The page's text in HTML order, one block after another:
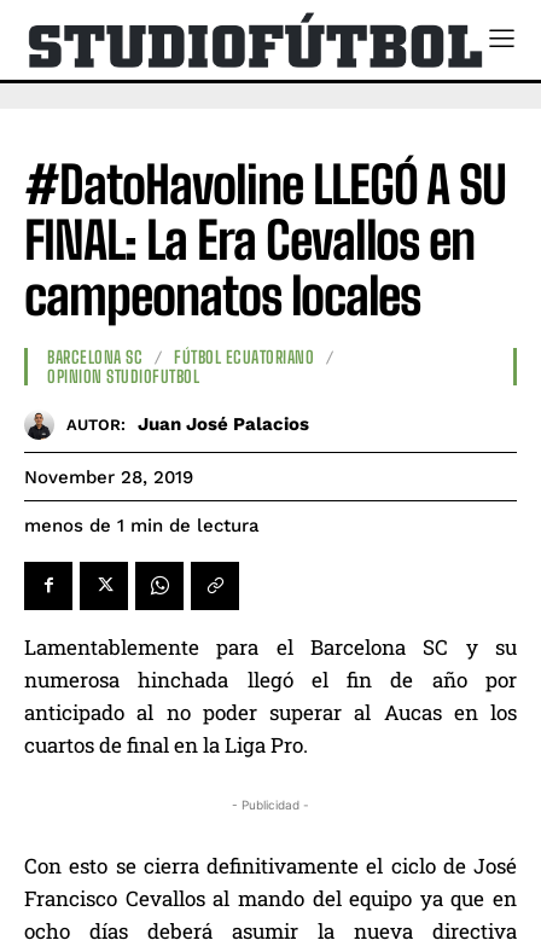
#DatoHavoline LLEGÓ A SU
FINAL: La Era Cevallos en
campeonatos locales
BARCELONA SC
FÚTBOL ECUATORIANO
OPINION STUDIOFUTBOL
AUTOR: Juan José Palacios
November 28, 2019
menos de 1 min de lectura
Lamentablemente para el Barcelona SC y su
numerosa hinchada llegó el fin de año por
anticipado al no poder superar al Aucas en los
cuartos de final en la Liga Pro.
- Publicidad -
Con esto se cierra definitivamente el ciclo de José
Francisco Cevallos al mando del equipo ya que en
ocho días deberá asumir la nueva directiva